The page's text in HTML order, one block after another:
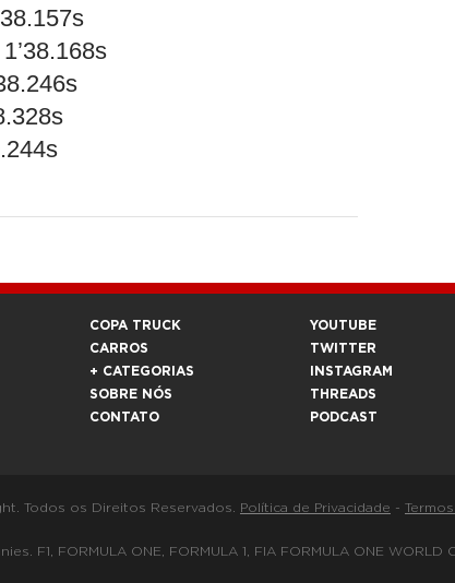
COPA TRUCK
CARROS
+ CATEGORIAS
SOBRE NÓS
CONTATO
YOUTUBE
TWITTER
INSTAGRAM
THREADS
PODCAST
Todos os Direitos Reservados. Política de Privacidade -
FORMULA ONE, FORMULA 1, FIA FORMULA ONE WORLD